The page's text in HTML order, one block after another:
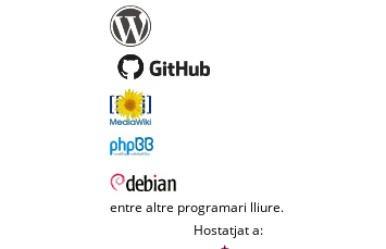
entre altre programari lliure.
Hostatjat a: